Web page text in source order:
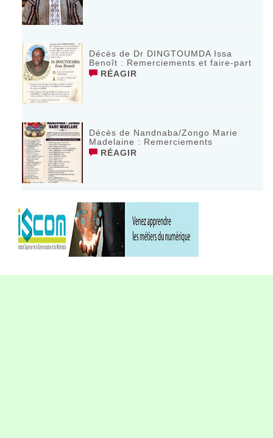
Décès de Dr DINGTOUMDA Issa
Benoît : Remerciements et faire-part
RÉAGIR
Décès de Nandnaba/Zongo Marie
Madelaine : Remerciements
RÉAGIR